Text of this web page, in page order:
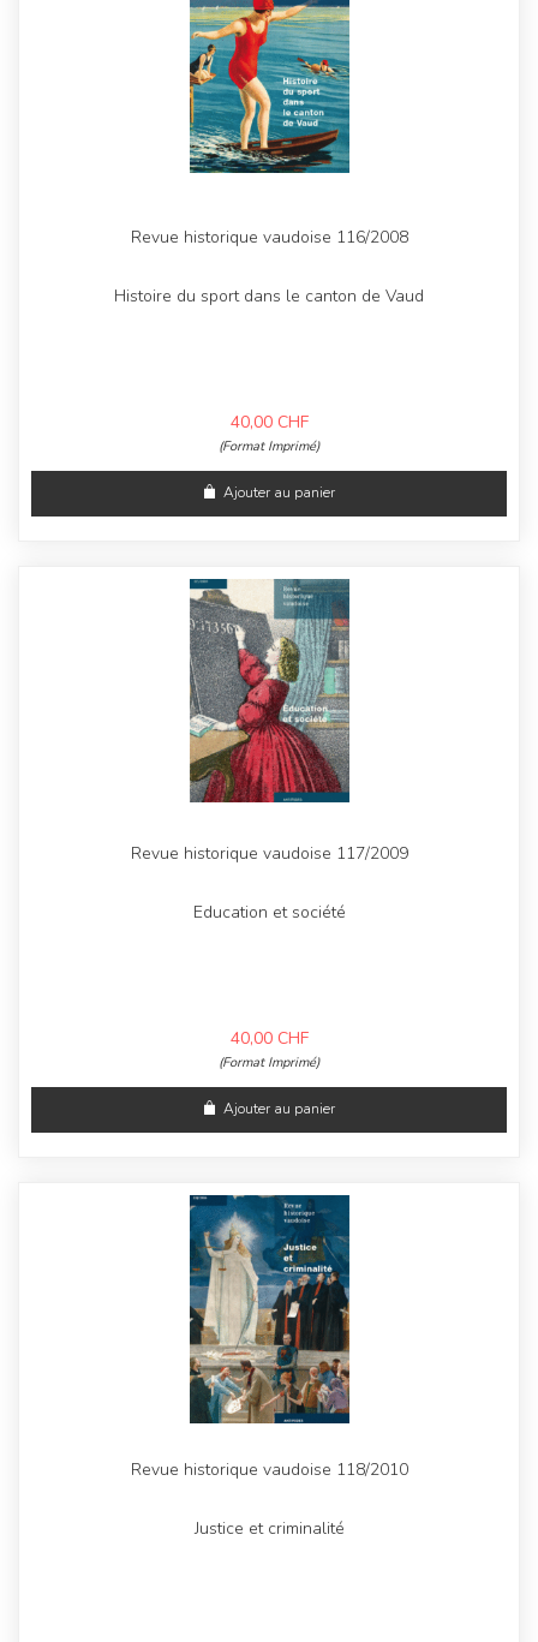
Revue historique vaudoise 116/2008
Histoire du sport dans le canton de Vaud
40,00 CHF
(Format Imprimé)
Ajouter au panier
Revue historique vaudoise 117/2009
Education et société
40,00 CHF
(Format Imprimé)
Ajouter au panier
Revue historique vaudoise 118/2010
Justice et criminalité